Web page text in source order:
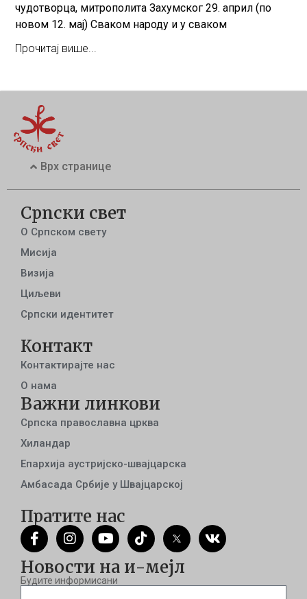
чудотворца, митрополита Захумског 29. април (по
новом 12. мај) Сваком народу и у сваком
Прочитај више...
Врх странице
Српски свет
О Српском свету
Мисија
Визија
Циљеви
Српски идентитет
Контакт
Контактирајте нас
О нама
Важни линкови
Српска православна црква
Хиландар
Епархија аустријско-швајцарска
Амбасада Србије у Швајцарској
Пратите нас
Новости на и-мејл
Будите информисани